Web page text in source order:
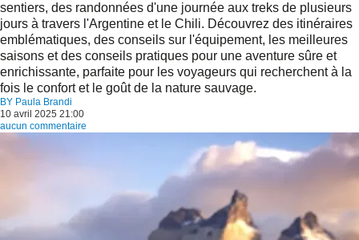
sentiers, des randonnées d'une journée aux treks de plusieurs
jours à travers l'Argentine et le Chili. Découvrez des itinéraires
emblématiques, des conseils sur l'équipement, les meilleures
saisons et des conseils pratiques pour une aventure sûre et
enrichissante, parfaite pour les voyageurs qui recherchent à la
fois le confort et le goût de la nature sauvage.
BY Paula Brandi
10 avril 2025 21:00
aucun commentaire